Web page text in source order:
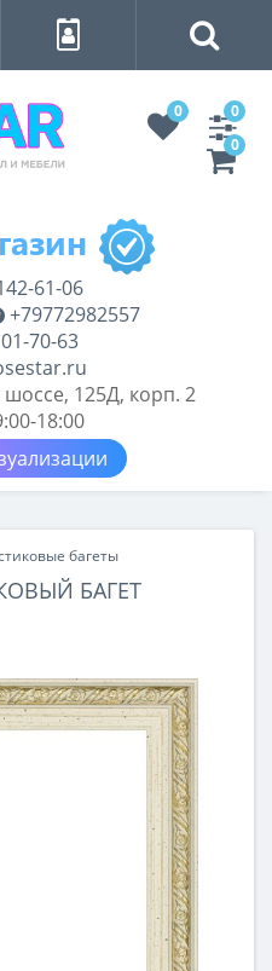
0
0
0
61-06
+79772982557
70-63
125Д, корп. 2
18:00
багеты
БАГЕТ